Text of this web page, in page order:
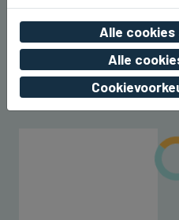
Cruiseschip
vandaag terug
wo 05 augustus 2026, 22:43
Alle
Alle